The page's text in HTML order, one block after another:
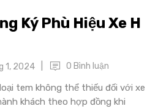
Ký Phù Hiệu Xe H
1, 2024 0 Bình luận
tem không thể thiếu đối với xe
khách theo hợp đồng khi